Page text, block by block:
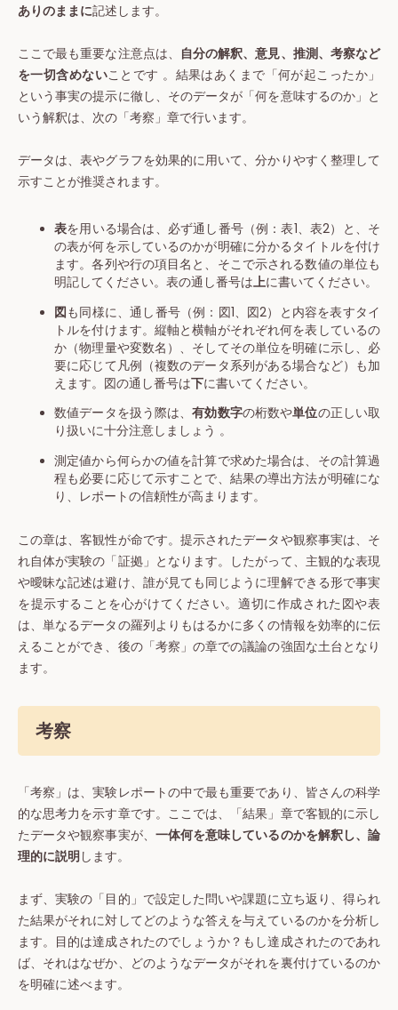
ありのままに記述します。
ここで最も重要な注意点は、
自分の解釈、意見、推測、考察など
を一切含めないことです 。結果はあくまで「何が起こったか」
という事実の提示に徹し、そのデータが「何を意味するのか」と
いう解釈は、次の「考察」章で行います。
データは、表やグラフを効果的に用いて、分かりやすく整理して
示すことが推奨されます。
表を用いる場合は、必ず通し番号（例：表1、表2）と、そ
の表が何を示しているのかが明確に分かるタイトルを付け
ます。各列や行の項目名と、そこで示される数値の単位も
明記してください。表の通し番号は上に書いてください。
図も同様に、通し番号（例：図1、図2）と内容を表すタイ
トルを付けます。縦軸と横軸がそれぞれ何を表しているの
か（物理量や変数名）、そしてその単位を明確に示し、必
要に応じて凡例（複数のデータ系列がある場合など）も加
えます。図の通し番号は下に書いてください。
数値データを扱う際は、有効数字の桁数や単位の正しい取
り扱いに十分注意しましょう 。
測定値から何らかの値を計算で求めた場合は、その計算過
程も必要に応じて示すことで、結果の導出方法が明確にな
り、レポートの信頼性が高まります。
この章は、客観性が命です。提示されたデータや観察事実は、そ
れ自体が実験の「証拠」となります。したがって、主観的な表現
や曖昧な記述は避け、誰が見ても同じように理解できる形で事実
を提示することを心がけてください。適切に作成された図や表
は、単なるデータの羅列よりもはるかに多くの情報を効率的に伝
えることができ、後の「考察」の章での議論の強固な土台となり
ます。
考察
「考察」は、実験レポートの中で最も重要であり、皆さんの科学
的な思考力を示す章です。ここでは、「結果」章で客観的に示し
たデータや観察事実が、 一体何を意味しているのかを解釈し、論
理的に説明 します。
まず、実験の「目的」で設定した問いや課題に立ち返り、得られ
た結果がそれに対してどのような答えを与えているのかを分析し
ます。目的は達成されたのでしょうか？もし達成されたのであれ
ば、それはなぜか、どのようなデータがそれを裏付けているのか
を明確に述べます。